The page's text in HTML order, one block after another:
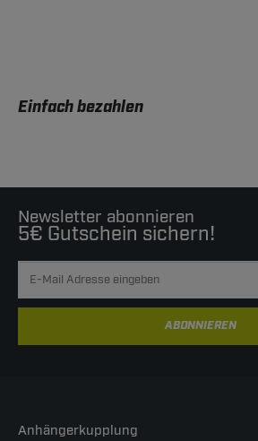
Einfach bezahlen
Newsletter abonnieren
5€ Gutschein sichern!
ABONNIEREN
Anhängerkupplung